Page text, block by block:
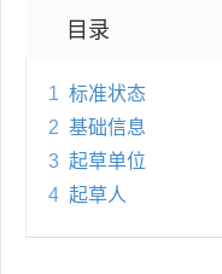
目录
1 标准状态
2 基础信息
3 起草单位
4 起草人